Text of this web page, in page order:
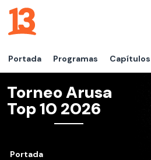
Portada Programas Capítulos
Torneo Arusa
Top 10 2026
Portada